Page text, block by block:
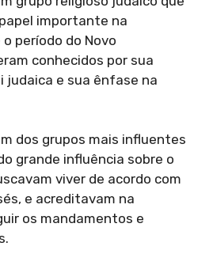
importante na
período do Novo
conhecidos por sua
judaica e sua ênfase na
dos grupos mais influentes
grande influência sobre o
viver de acordo com
e acreditavam na
os mandamentos e